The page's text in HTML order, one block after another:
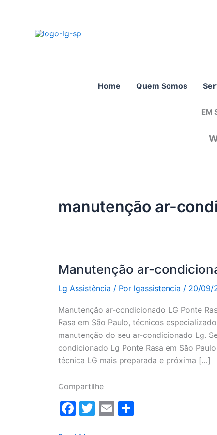
Home Quem Somos
EM
manutenção ar-
Manutenção ar-
Lg Assistência / Por lgassistencia / 20/09/
Manutenção ar-condicionado LG Ponte
Rasa em São Paulo, técnicos
manutenção do seu ar-condicionado Lg.
condicionado Lg Ponte Rasa em São
técnica LG mais preparada e próxima […]
Compartilhe
F
T
E